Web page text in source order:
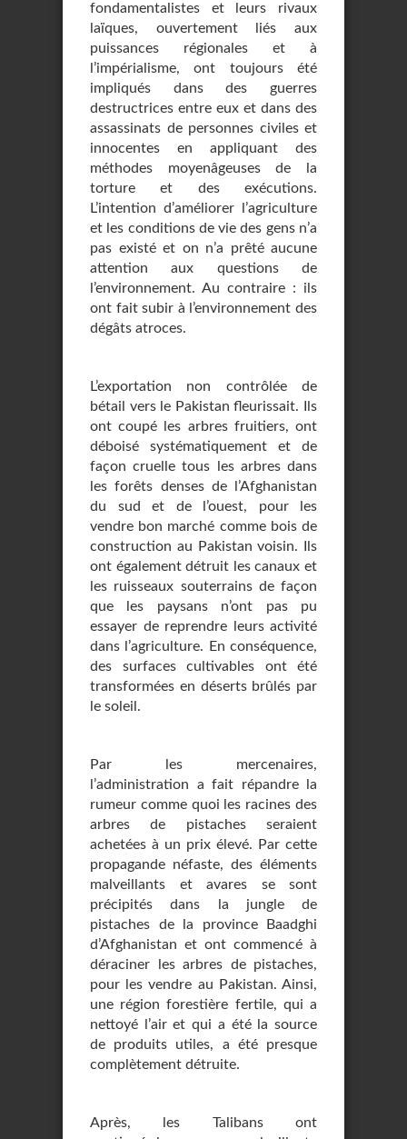
fondamentalistes et leurs rivaux
laïques, ouvertement liés aux
puissances régionales et à
l’impérialisme, ont toujours été
impliqués dans des guerres
destructrices entre eux et dans des
assassinats de personnes civiles et
innocentes en appliquant des
méthodes moyenâgeuses de la
torture et des exécutions.
L’intention d’améliorer l’agriculture
et les conditions de vie des gens n’a
pas existé et on n’a prêté aucune
attention aux questions de
l’environnement. Au contraire : ils
ont fait subir à l’environnement des
dégâts atroces.
L’exportation non contrôlée de
bétail vers le Pakistan fleurissait. Ils
ont coupé les arbres fruitiers, ont
déboisé systématiquement et de
façon cruelle tous les arbres dans
les forêts denses de l’Afghanistan
du sud et de l’ouest, pour les
vendre bon marché comme bois de
construction au Pakistan voisin. Ils
ont également détruit les canaux et
les ruisseaux souterrains de façon
que les paysans n’ont pas pu
essayer de reprendre leurs activité
dans l’agriculture. En conséquence,
des surfaces cultivables ont été
transformées en déserts brûlés par
le soleil.
Par les mercenaires,
l’administration a fait répandre la
rumeur comme quoi les racines des
arbres de pistaches seraient
achetées à un prix élevé. Par cette
propagande néfaste, des éléments
malveillants et avares se sont
précipités dans la jungle de
pistaches de la province Baadghi
d’Afghanistan et ont commencé à
déraciner les arbres de pistaches,
pour les vendre au Pakistan. Ainsi,
une région forestière fertile, qui a
nettoyé l’air et qui a été la source
de produits utiles, a été presque
complètement détruite.
Après, les Talibans ont